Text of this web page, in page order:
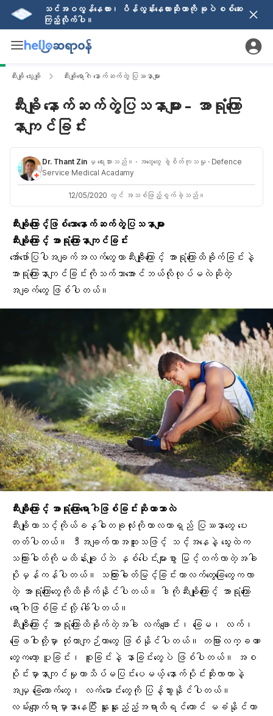
သင်အဝလွန်နေလား၊ ပိန်လွန်းနေလားဆိုတာကို ခုပဲ စစ်ဆေး
ကြည့်လိုက်ပါ။
ဆီးချို သွေးချို ဆီးချိုရောဂါ နောက်ဆက်တွဲ ပြဿနာများ
ဆီးချို နောက်ဆက်တွဲပြသနာများ - အာရုံကြော
နာကျင်ခြင်း
Dr. Thant Zinမှ ရေးသားသည်။ · အထွေထွေ ခွဲစိတ်ကုသမှု· Defence
Service Medical Acadamy
12/05/2020 တွင် အသစ်ဖြည့်စွက်ခဲ့သည်။
ဆီးချိုကြောင့်ဖြစ်သောနောက်ဆက်တွဲပြသနာများ
ဆီးချိုကြောင့် အာရုံကြောနာကျင်ခြင်း
အော်ဖော်ပြပါအချက်အလက်တွေဟာဆီးချီုကြောင့် အာရုံကြောထိခိုက်ခြင်းနဲ့
အာရုံကြောနာကျင်ခြင်းကိုသက်သာအောင်ဘယ်လိုလုပ်မလဲဆိုတဲ့
အချက်တွေ ဖြစ်ပါတယ်။
ဆီးချီုကြောင့် အာရုံကြောရောဂါဖြစ်ခြင်းဆိုတာဘာလဲ
ဆီးချိုဟာသင့်ကိုယ်ခန္ဓါတခုလုံးကိုကာလတာရှည် ပြဿနာတွေ ပေး
တတ်ပါတယ်။ ဒီအချက်ဟာအထူးသဖြင့် သင့်အနေနဲ့ သွေးထဲက
သကြားဓါတ်ကိုမထိန်းချုပ်ဘဲ နှစ်ပေါင်းများစွာ မြင့်တက်လာတဲ့အခါ
ပိုမှန်ကန်ပါတယ်။ သကြားဓါတ်မြင့်ခြင်းဟာလက်တွေခြေတွေကလာ
တဲ့ အာရုံကြောတွေကိုထိခိုက်နိုင်ပါတယ်။ ဒါကိုဆီးချိုကြောင့် အာရုံကြော
ရောဂါဖြစ်ခြင်းလို့ ခေါ်ပါတယ်။
ဆီးချီုကြောင့် အာရုံကြောထိခိုက်တဲ့အခါ လက်ချောင်း၊ ခြေမ၊ လက်၊
ခြေဖဝါးတို့မှာ ထုံတာကျဉ်တာတွေ ဖြစ်နိုင်ပါတယ်။ တခြားလက္ခဏာ
တွေကတော့ ပူခြင်း၊ စူးခြင်းနဲ့ နာခြင်းတွေပဲ ဖြစ်ပါတယ်။ အစ
ပိုင်းမှာနာကျင်မှုဟာသိပ်မပြင်းပေမယ့် နောက်ပိုင်းဆိုးလာတာနဲ့
အမျှ ခြေထောက်တွေ၊ လက်မောင်းတွေကို ပြန့်သွားနိုင်ပါတယ်။
လမ်းလျှောက်ရာမှာနာနေပြီး နူးနူးညံ့ညံ့အရာထိရင်တောင် မခံနိုင်တာ